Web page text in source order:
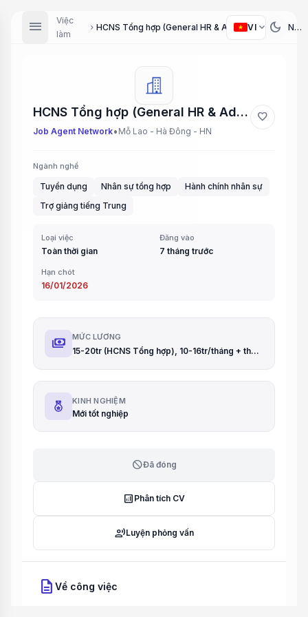
menu
Việc
làm
chevron_right HCNS Tổng hợp (General HR & Administration), Nhân viên Headhunt (Headhunter), Trợ giảng (Teaching Assistant)
VI expand_more dark_mode
HCNS Tổng hợp (General HR & Administration), Nhân viên Headhunt (Headhunter), Trợ giảng (Teaching Assistant)
Job Agent Network• Mỗ Lao - Hà Đông - HN
favorite
Ngành nghề
Tuyển dụng Nhân sự tổng hợp
Hành chính nhân sự
Trợ giảng tiếng Trung
Loại việc
Toàn thời gian
Đăng vào
7 tháng trước
Hạn chót
16/01/2026
payments MỨC LƯƠNG
15-20tr (HCNS Tổng hợp), 10-16tr/tháng + thưởng (Nhân viên Headhunt), 12-16tr (Trợ giảng)
KINH NGHIỆM
Mới tốt nghiệp
blockĐã đóng
analytics Phân tích CV
record_voice_overLuyện phỏng vấn
description Về công việc